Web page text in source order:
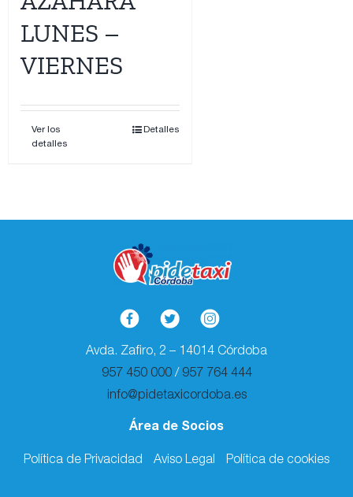
LUNES –
VIERNES
Ver los
detalles
Detalles
Avda. Zafiro, 2 – 14014 Córdoba
957 450 000/ 957 764 444
info@pidetaxicordoba.es
Área de Socios
Política de Privacidad Aviso Legal Política de cookies